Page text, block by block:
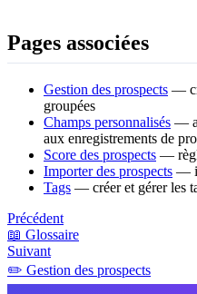
Pages associées
Gestion des prospects —
groupées
Champs personnalisés —
aux enregistrements de
Score des prospects —
Importer des prospects —
Tags — créer et gérer les
Précédent
📖 Glossaire
Suivant
✏️ Gestion des prospects